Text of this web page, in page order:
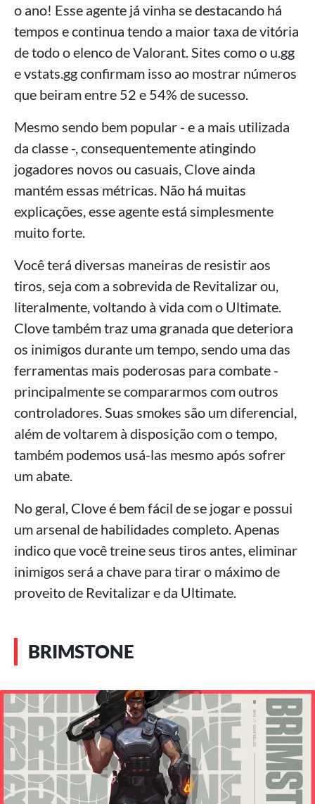
o ano! Esse agente já vinha se destacando há
tempos e continua tendo a maior taxa de vitória
de todo o elenco de Valorant. Sites como o u.gg
e vstats.gg confirmam isso ao mostrar números
que beiram entre 52 e 54% de sucesso.
Mesmo sendo bem popular - e a mais utilizada
da classe -, consequentemente atingindo
jogadores novos ou casuais, Clove ainda
mantém essas métricas. Não há muitas
explicações, esse agente está simplesmente
muito forte.
Você terá diversas maneiras de resistir aos
tiros, seja com a sobrevida de Revitalizar ou,
literalmente, voltando à vida com o Ultimate.
Clove também traz uma granada que deteriora
os inimigos durante um tempo, sendo uma das
ferramentas mais poderosas para combate -
principalmente se compararmos com outros
controladores. Suas smokes são um diferencial,
além de voltarem à disposição com o tempo,
também podemos usá-las mesmo após sofrer
um abate.
No geral, Clove é bem fácil de se jogar e possui
um arsenal de habilidades completo. Apenas
indico que você treine seus tiros antes, eliminar
inimigos será a chave para tirar o máximo de
proveito de Revitalizar e da Ultimate.
BRIMSTONE